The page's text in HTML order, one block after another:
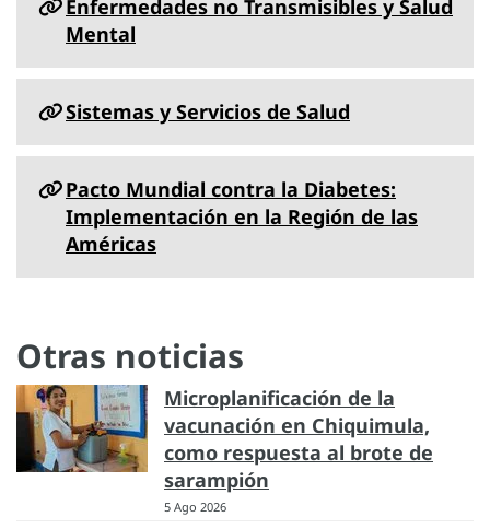
Enfermedades no Transmisibles y Salud
Mental
Sistemas y Servicios de Salud
Pacto Mundial contra la Diabetes:
Implementación en la Región de las
Américas
Otras noticias
Microplanificación de la
vacunación en Chiquimula,
como respuesta al brote de
sarampión
5 Ago 2026